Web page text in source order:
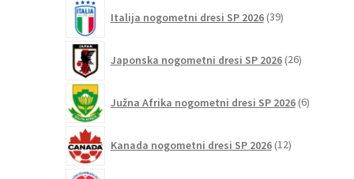
Italija nogometni dresi SP 2026 39izdelkov
Japonska nogometni dresi SP 2026 26izdelkov
Južna Afrika nogometni dresi SP 2026 6izdelkov
Kanada nogometni dresi SP 2026 12izdelkov